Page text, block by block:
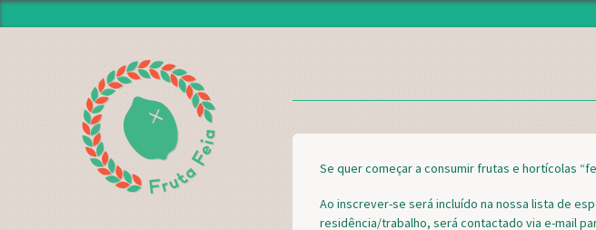
PROJECTO
PRODUTORES
DELEGAÇÕES
FUNCIONAMENTO Se quer começar a consumir frutas e hortícolas
Ao inscrever-se será incluído na nossa lista de
residência/trabalho, será contactado via e-mail